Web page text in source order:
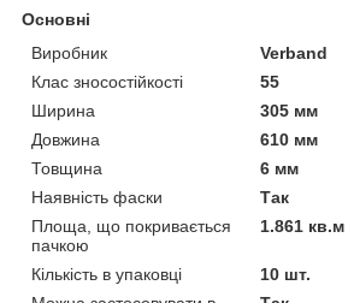
Основні
Виробник
Verband
Клас зносостійкості
55
Ширина
305 мм
Довжина
610 мм
Товщина
6 мм
Наявність фаски
Так
Площа, що покривається
пачкою
1.861 кв.м
Кількість в упаковці
10 шт.